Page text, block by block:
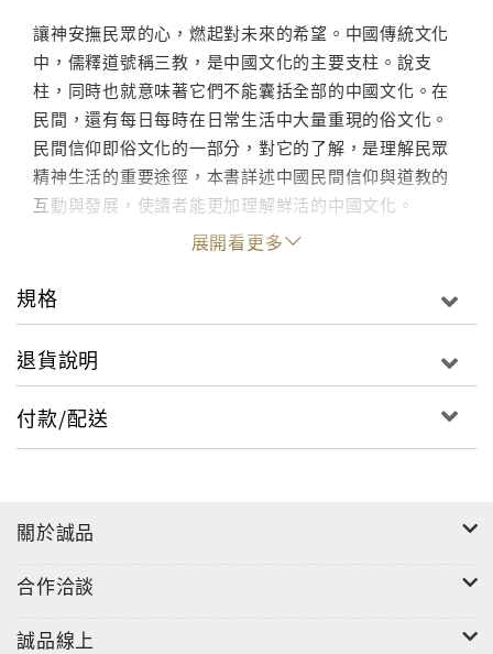
讓神安撫民眾的心，燃起對未來的希望。中國傳統文化
中，儒釋道號稱三教，是中國文化的主要支柱。說支
柱，同時也就意味著它們不能囊括全部的中國文化。在
民間，還有每日每時在日常生活中大量重現的俗文化。
民間信仰即俗文化的一部分，對它的了解，是理解民眾
精神生活的重要途徑，本書詳述中國民間信仰與道教的
互動與發展，使讀者能更加理解鮮活的中國文化。
展開看更多
規格
退貨說明
付款/配送
關於誠品
合作洽談
誠品線上